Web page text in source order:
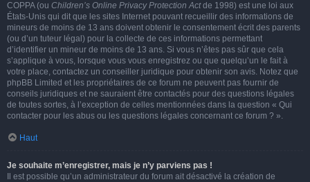
COPPA (ou Children’s Online Privacy Protection Actde 1998) est une loi aux
États-Unis qui dit que les sites Internet pouvant recueillir des informations de
mineurs de moins de 13 ans doivent obtenir le consentement écrit des parents
(ou d’un tuteur légal) pour la collecte de ces informations permettant
d’identifier un mineur de moins de 13 ans. Si vous n’êtes pas sûr que cela
s’applique à vous, lorsque vous vous enregistrez ou que quelqu’un le fait à
votre place, contactez un conseiller juridique pour obtenir son avis. Notez que
phpBB Limited et les propriétaires de ce forum ne peuvent pas fournir de
conseils juridiques et ne sauraient être contactés pour des questions légales
de toutes sortes, à l’exception de celles mentionnées dans la question « Qui
contacter pour les abus ou les questions légales concernant ce forum ? ».
Haut
Je souhaite m’enregistrer, mais je n’y parviens pas !
Il est possible qu’un administrateur du forum ait désactivé la création de